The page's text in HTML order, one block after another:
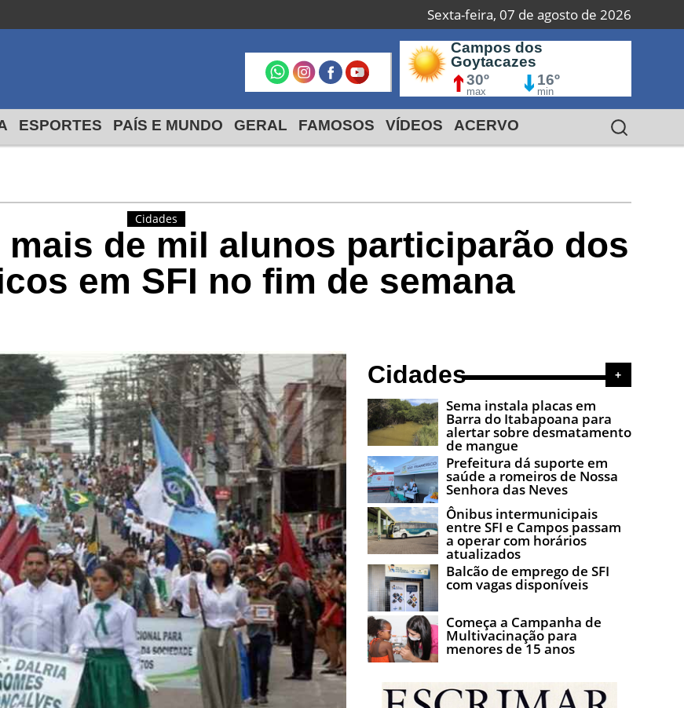
Sexta-feira, 07 de agosto de 2026
Campos dos
Goytacazes
30º
max
16º
min
Macaé
24º
max min
ESPORTES PAÍS E MUNDO GERAL FAMOSOS VÍDEOS ACERVO
Cidades
mais de mil alunos participarão dos
em SFI no fim de semana
Cidades +
Sema instala placas em
Barra do Itabapoana para
alertar sobre desmatamento
de mangue
Prefeitura dá suporte em
saúde a romeiros de Nossa
Senhora das Neves
Ônibus intermunicipais
entre SFI e Campos passam
a operar com horários
atualizados
Balcão de emprego de SFI
com vagas disponíveis
Começa a Campanha de
Multivacinação para
menores de 15 anos